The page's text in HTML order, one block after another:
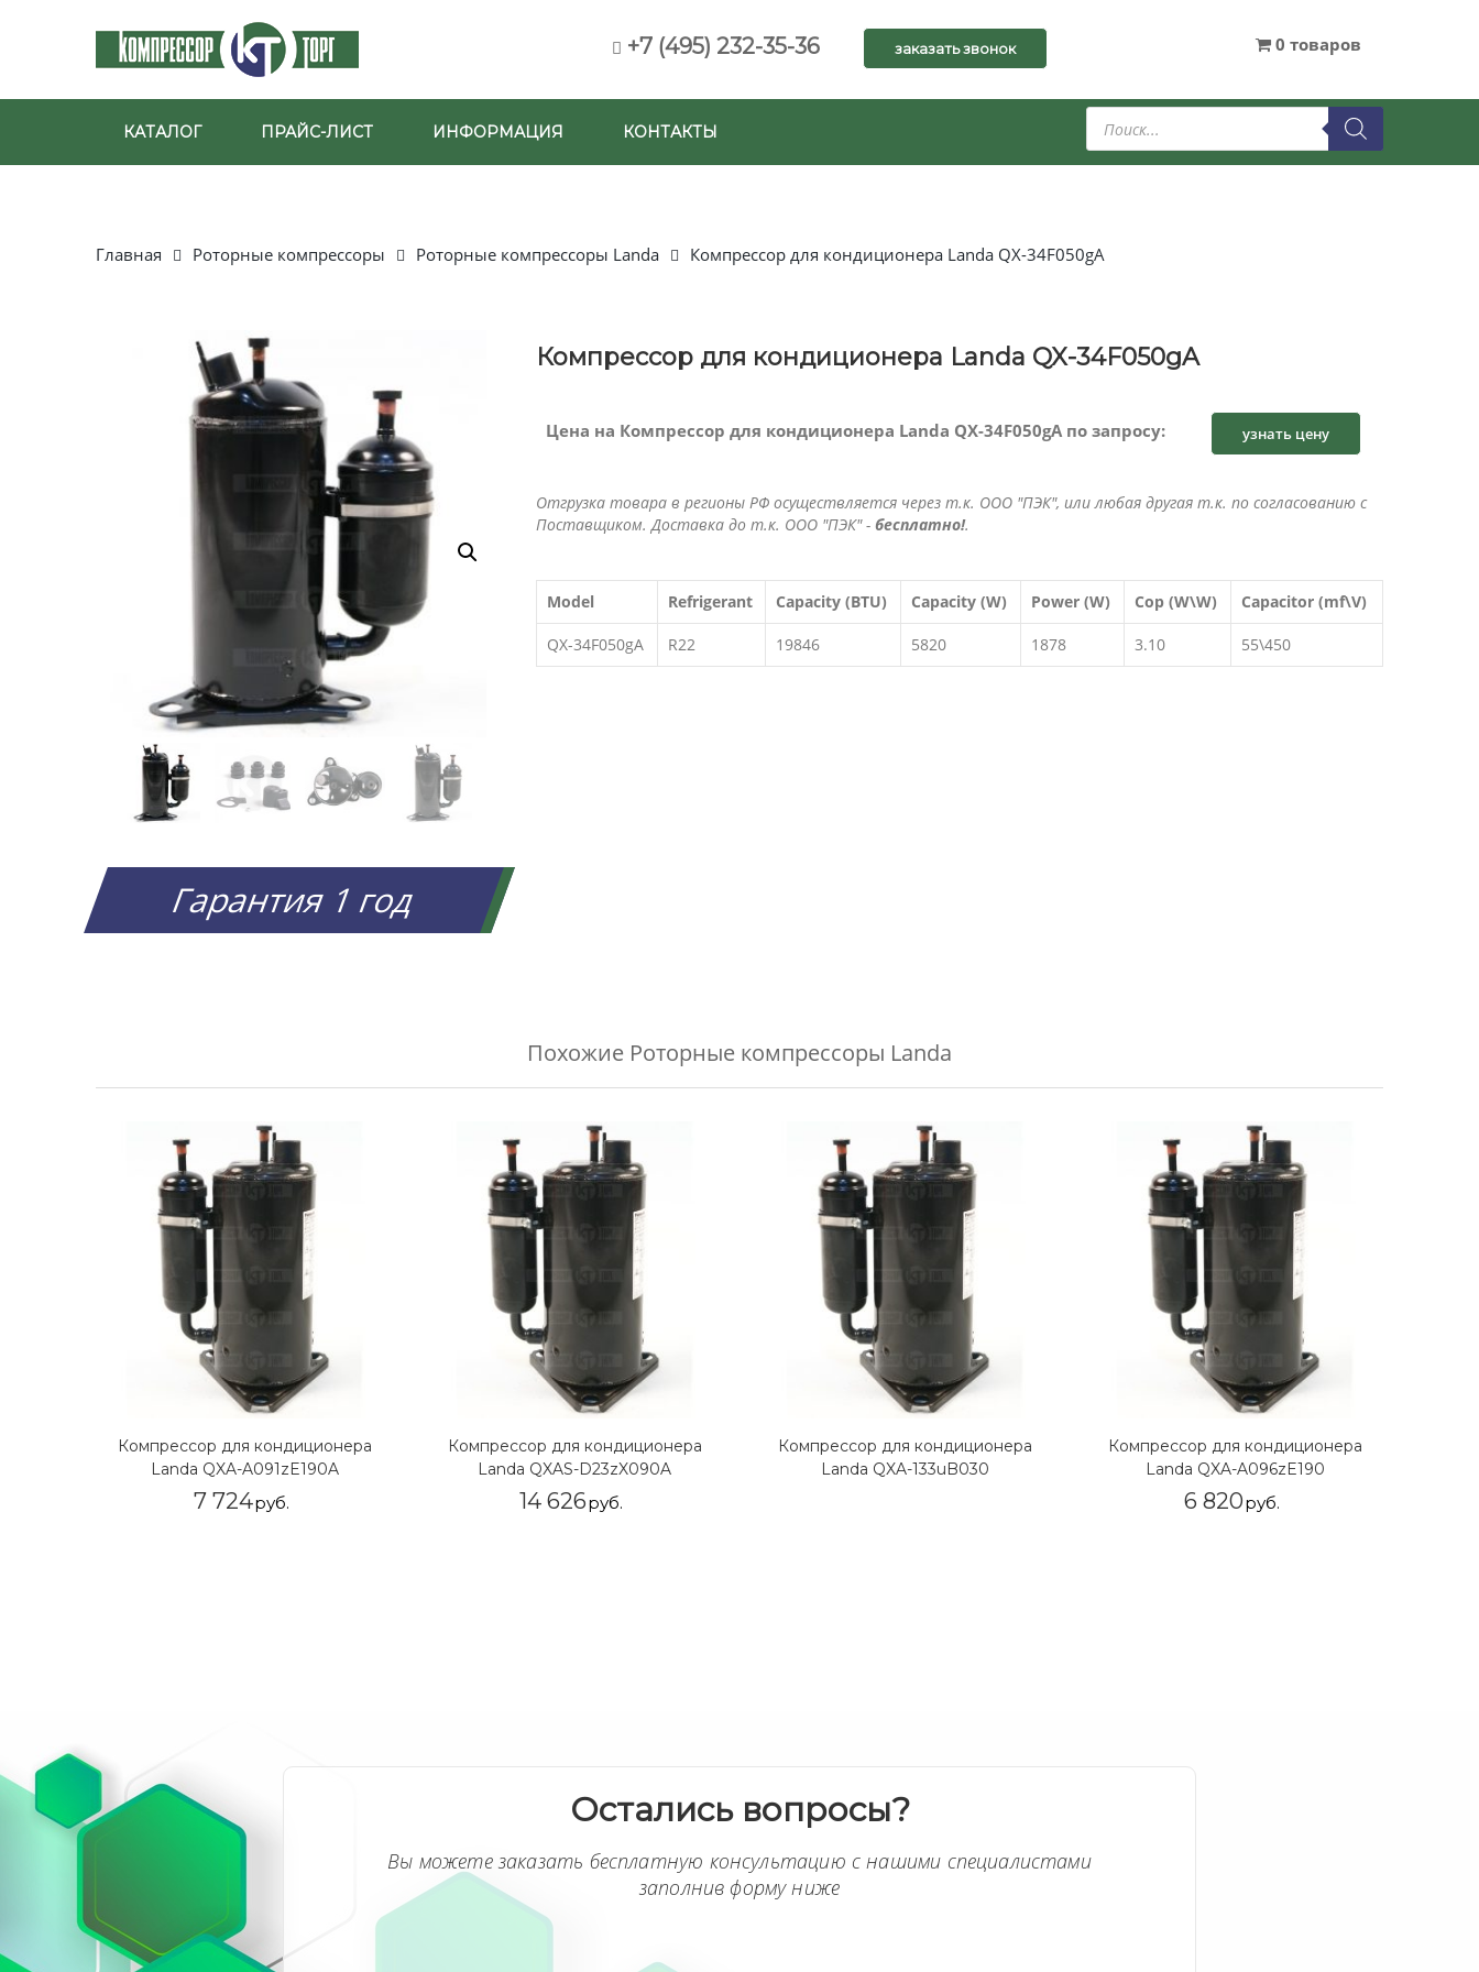
+7 (495) 232-35-36 заказать звонок 0 товаров
КАТАЛОГ ПРАЙС-ЛИСТ ИНФОРМАЦИЯ КОНТАКТЫ
Поиск
товаров
Главная Роторные компрессоры Роторные компрессоры Landa Компрессор для кондиционера Landa QX-34F050gA
Гарантия 1 год
Компрессор для кондиционера Landa QX-34F050gA
Цена на Компрессор для кондиционера Landa QX-34F050gA по запросу: узнать цену
Отгрузка товара в регионы РФ осуществляется через т.к. ООО "ПЭК", или любая другая т.к. по согласованию с
Поставщиком. Доставка до т.к. ООО "ПЭК" - бесплатно!.
Model Refrigerant Capacity (BTU) Capacity (W) Power (W) Cop (W\W) Capacitor (mf\V)
QX-34F050gA R22 19846 5820 1878 3.10 55\450
Похожие Роторные компрессоры Landa
Компрессор для кондиционера
Landa QXA-A091zE190A
7 724руб.
Компрессор для кондиционера
Landa QXAS-D23zX090A
14 626руб.
Компрессор для кондиционера
Landa QXA-133uB030
Компрессор для кондиционера
Landa QXA-A096zE190
6 820руб.
Остались вопросы?
Вы можете заказать бесплатную консультацию с нашими специалистами
заполнив форму ниже